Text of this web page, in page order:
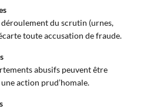
déroulement du scrutin (urnes,
toute accusation de fraude.
abusifs peuvent être
action prud’homale.